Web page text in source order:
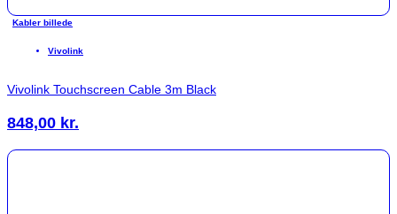
Kabler billede
Vivolink
Vivolink Touchscreen Cable 3m Black
848,00 kr.